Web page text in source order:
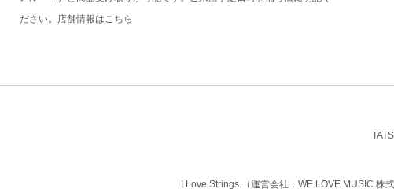
ださい。店舗情報は こちら
I Love Strings.（運営会社：WE LOVE MUSIC 株式